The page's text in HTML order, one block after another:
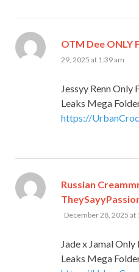
OTM Dee ONLY
29, 2025 at 1:39 am
Jessyy Renn Only
Leaks Mega
https://
Russian
says:
December 28, 2025 at
Jade x Jamal
Leaks Mega